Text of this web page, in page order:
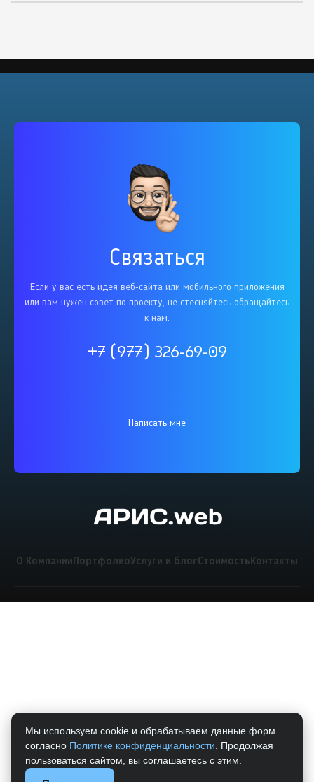
Связаться
Если у вас есть идея веб-сайта или мобильного приложения
или вам нужен совет по проекту, не стесняйтесь обращайтесь
к нам.
+7 (977) 326-69-09
Написать мне
О Компании ПортфолиоУслуги и блогСтоимость Контакты
Мы используем cookie и обрабатываем данные форм
согласно Политике конфиденциальности . Продолжая
пользоваться сайтом, вы соглашаетесь с этим.